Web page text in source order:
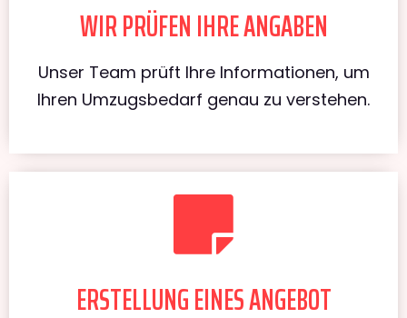
WIR PRÜFEN IHRE ANGABEN
Unser Team prüft Ihre Informationen, um
Ihren Umzugsbedarf genau zu verstehen.
ERSTELLUNG EINES ANGEBOT